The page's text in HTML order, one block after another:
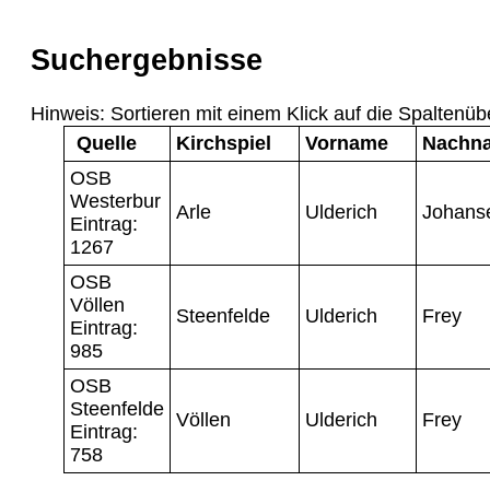
Suchergebnisse
Hinweis: Sortieren mit einem Klick auf die
Quelle
Kirchspiel Vorname
OSB
Westerbur
Eintrag:
1267
Arle Ulderich
OSB
Völlen
Eintrag:
985
Steenfelde Ulderich Frey
OSB
Steenfelde
Eintrag:
758
Völlen Ulderich Frey